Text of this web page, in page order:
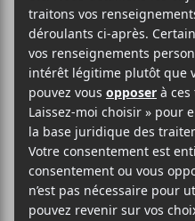
DÉTAILS
Date :
2018-04-12
Heure :
21:00 - 23:30
Prix :
19,50$
Catégorie d’Évènement: